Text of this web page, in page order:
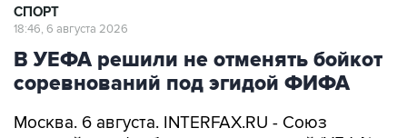
В УЕФА решили не отменять бойкот
соревнований под эгидой ФИФА
Москва. 6 августа. INTERFAX.RU - Союз
по-прежнему не испытывает доверия к